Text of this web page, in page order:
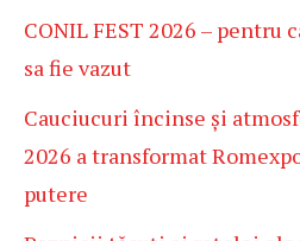
CONIL FEST 2026 – pentru
sa fie vazut
Cauciucuri încinse și
2026 a transformat
putere